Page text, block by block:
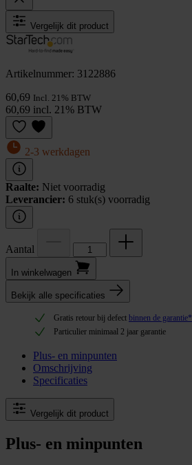
Vergelijk dit product
Artikelnummer: 3122886
60,69 Incl. 21% BTW
60,69 incl. 21% BTW
2-3 werkdagen
Raalte: Niet voorradig
Leverancier: 6 stuk(s) voorradig
Aantal
In winkel­wagen
Bekijk alle specificaties
Gratis retour bij defect binnen de garantie*
Particulier minimaal 2 jaar garantie
Plus- en minpunten
Omschrijving
Specificaties
Vergelijk dit product
Plus- en minpunten